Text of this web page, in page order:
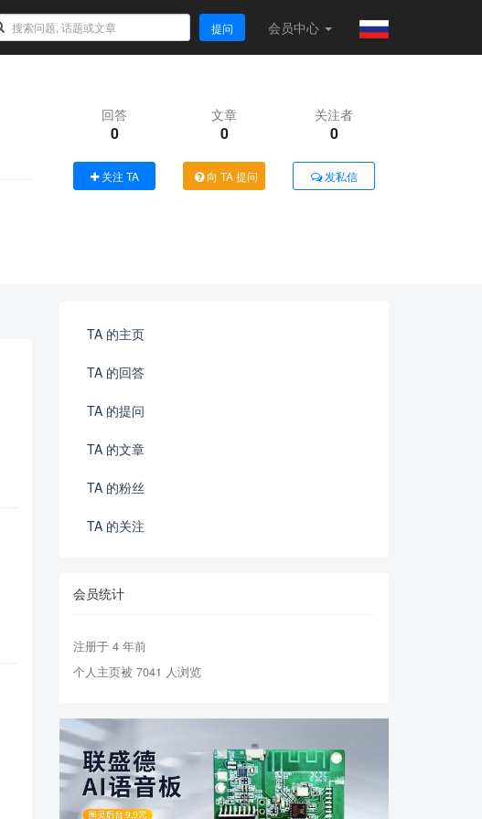
提问 会员中心
回答
0
文章
0
关注者
0
关注 TA 向 TA 提问 发私信
TA 的主页
TA 的回答
TA 的提问
TA 的文章
TA 的粉丝
TA 的关注
会员统计
注册于 4 年前
个人主页被 7041 人浏览